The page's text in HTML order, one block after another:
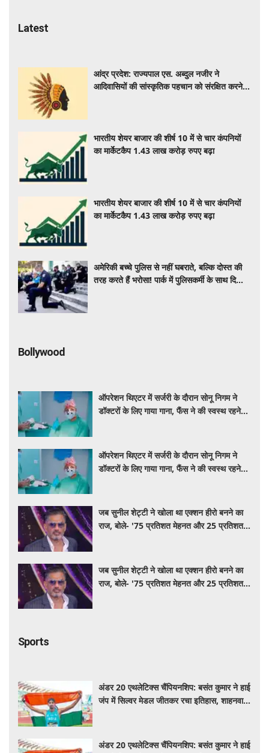
Latest
आंद्र प्रदेश: राज्यपाल एस. अब्दुल नजीर ने
आदिवासियों की सांस्कृतिक पहचान को संरक्षित करने
भारतीय शेयर बाजार की शीर्ष 10 में से चार कंपनियों
का मार्केटकैप 1.43 लाख करोड़ रुपए बढ़ा
भारतीय शेयर बाजार की शीर्ष 10 में से चार कंपनियों
का मार्केटकैप 1.43 लाख करोड़ रुपए बढ़ा
अमेरिकी बच्चे पुलिस से नहीं घबराते, बल्कि दोस्त की
तरह करते हैं भरोसा! पार्क में पुलिसकर्मी के साथ दिखा
Bollywood
ऑपरेशन थिएटर में सर्जरी के दौरान सोनू निगम ने
डॉक्टरों के लिए गाया गाना, फैंस ने की स्वस्थ रहने
ऑपरेशन थिएटर में सर्जरी के दौरान सोनू निगम ने
डॉक्टरों के लिए गाया गाना, फैंस ने की स्वस्थ रहने
जब सुनील शेट्टी ने खोला था एक्शन हीरो बनने का
राज, बोले- '75 प्रतिशत मेहनत और 25 प्रतिशत
जब सुनील शेट्टी ने खोला था एक्शन हीरो बनने का
राज, बोले- '75 प्रतिशत मेहनत और 25 प्रतिशत
Sports
अंडर 20 एथलेटिक्स चैंपियनशिप: बसंत कुमार ने हाई
जंप में सिल्वर मेडल जीतकर रचा इतिहास, शाहनवाज
अंडर 20 एथलेटिक्स चैंपियनशिप: बसंत कुमार ने हाई